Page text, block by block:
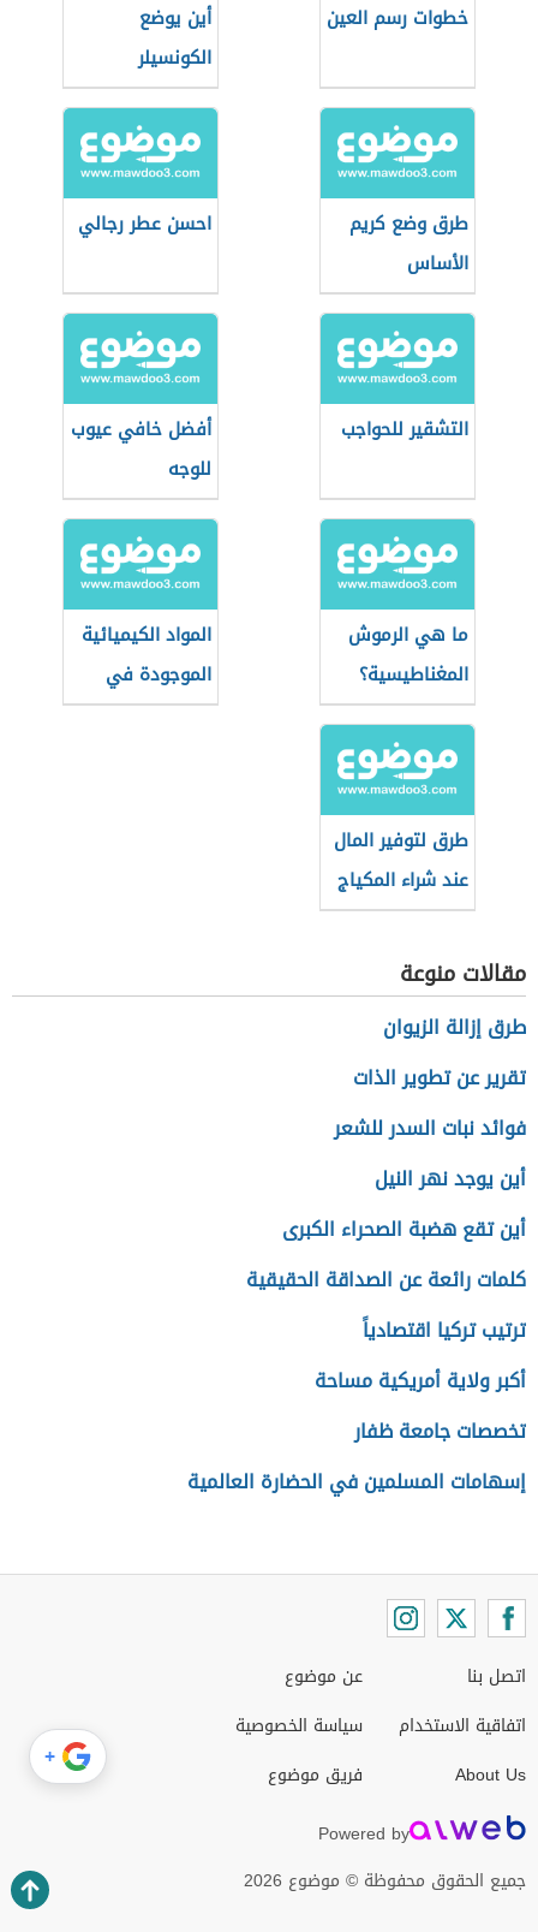
خطوات رسم العين
أين يوضع
الكونسيلر
طرق وضع كريم
الأساس
احسن عطر رجالي
التشقير للحواجب
أفضل خافي عيوب
للوجه
ما هي الرموش
المغناطيسية؟
المواد الكيميائية
الموجودة في
مستحضرات
طرق لتوفير المال
عند شراء المكياج
مقالات منوعة
طرق إزالة الزيوان
تقرير عن تطوير الذات
فوائد نبات السدر للشعر
أين يوجد نهر النيل
أين تقع هضبة الصحراء الكبرى
كلمات رائعة عن الصداقة الحقيقية
ترتيب تركيا اقتصادياً
أكبر ولاية أمريكية مساحة
تخصصات جامعة ظفار
إسهامات المسلمين في الحضارة العالمية
اتصل بنا
اتفاقية الاستخدام
About Us
عن موضوع
سياسة الخصوصية
فريق موضوع
Powered by
جميع الحقوق محفوظة © موضوع 2026
+